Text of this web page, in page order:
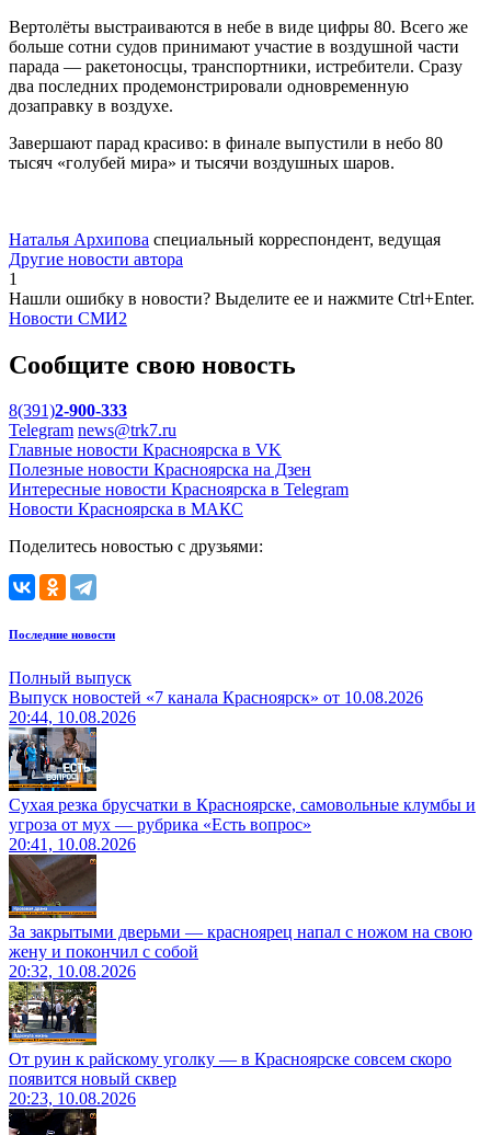
Вертолёты выстраиваются в небе в виде цифры 80. Всего же
больше сотни судов принимают участие в воздушной части
парада — ракетоносцы, транспортники, истребители. Сразу
два последних продемонстрировали одновременную
дозаправку в воздухе.
Завершают парад красиво: в финале выпустили в небо 80
тысяч «голубей мира» и тысячи воздушных шаров.
Наталья Архипова специальный корреспондент, ведущая
Другие новости автора
1
Нашли ошибку в новости? Выделите ее и нажмите Ctrl+Enter.
Новости СМИ2
Сообщите свою новость
8(391)2-900-333
Telegram news@trk7.ru
Главные новости Красноярска в VK
Полезные новости Красноярска на Дзен
Интересные новости Красноярска в Telegram
Новости Красноярска в МАКС
Поделитесь новостью с друзьями:
Последние новости
Полный выпуск
Выпуск новостей «7 канала Красноярск» от 10.08.2026
20:44, 10.08.2026
Сухая резка брусчатки в Красноярске, самовольные клумбы и
угроза от мух — рубрика «Есть вопрос»
20:41, 10.08.2026
За закрытыми дверьми — красноярец напал с ножом на свою
жену и покончил с собой
20:32, 10.08.2026
От руин к райскому уголку — в Красноярске совсем скоро
появится новый сквер
20:23, 10.08.2026